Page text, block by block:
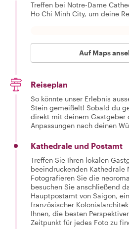
Treffen bei Notre-Dame
Ho Chi Minh City, um deine
Auf Maps
Reiseplan
So könnte unser Erlebnis
Stein gemeißelt! Sobald du
direkt mit deinem Gastgeber
Anpassungen nach deinen
Kathedrale und Postamt
Treffen Sie Ihren lokalen
beeindruckenden Kathedrale
Fotografieren Sie die
besuchen Sie anschließend
Hauptpostamt von Saigon,
französischer
Ihnen, die besten
Zeitpunkt für jedes Foto zu